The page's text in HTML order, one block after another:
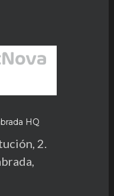
HQ
2.